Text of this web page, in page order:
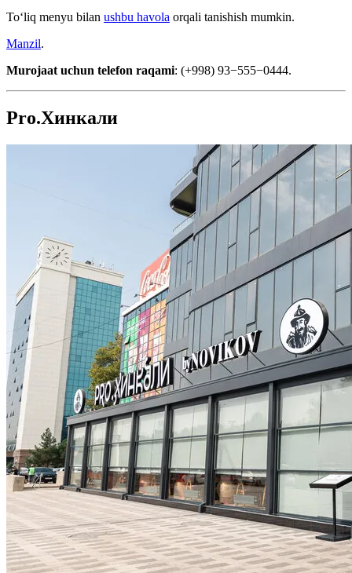
Toʻliq menyu bilan ushbu havola orqali tanishish mumkin.
Manzil.
Murojaat uchun telefon raqami: (+998) 93−555−0444.
Pro.Хинкали